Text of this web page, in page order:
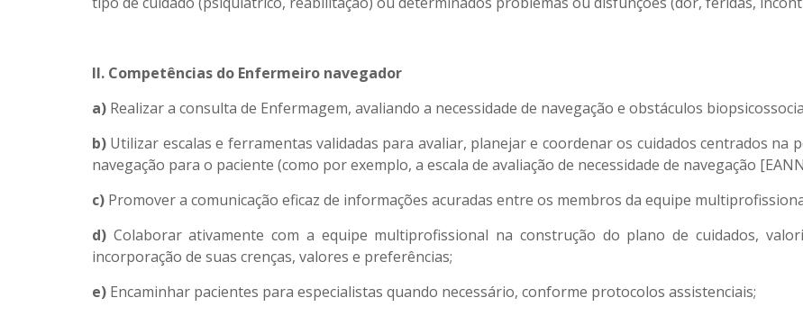
II. Competências do Enfermeiro navegador
a) Realizar a consulta de Enfermagem, avaliando a necessidade de navegação e obstáculos
b) Utilizar escalas e ferramentas validadas para avaliar, planejar e coordenar os cuidados centrados na
navegação para o paciente (como por exemplo, a escala de avaliação de necessidade de navegação
c) Promover a comunicação eficaz de informações acuradas entre os membros da equipe
d) Colaborar ativamente com a equipe multiprofissional na construção do plano de cuidados,
incorporação de suas crenças, valores e preferências;
e) Encaminhar pacientes para especialistas quando necessário, conforme protocolos assistenciais;